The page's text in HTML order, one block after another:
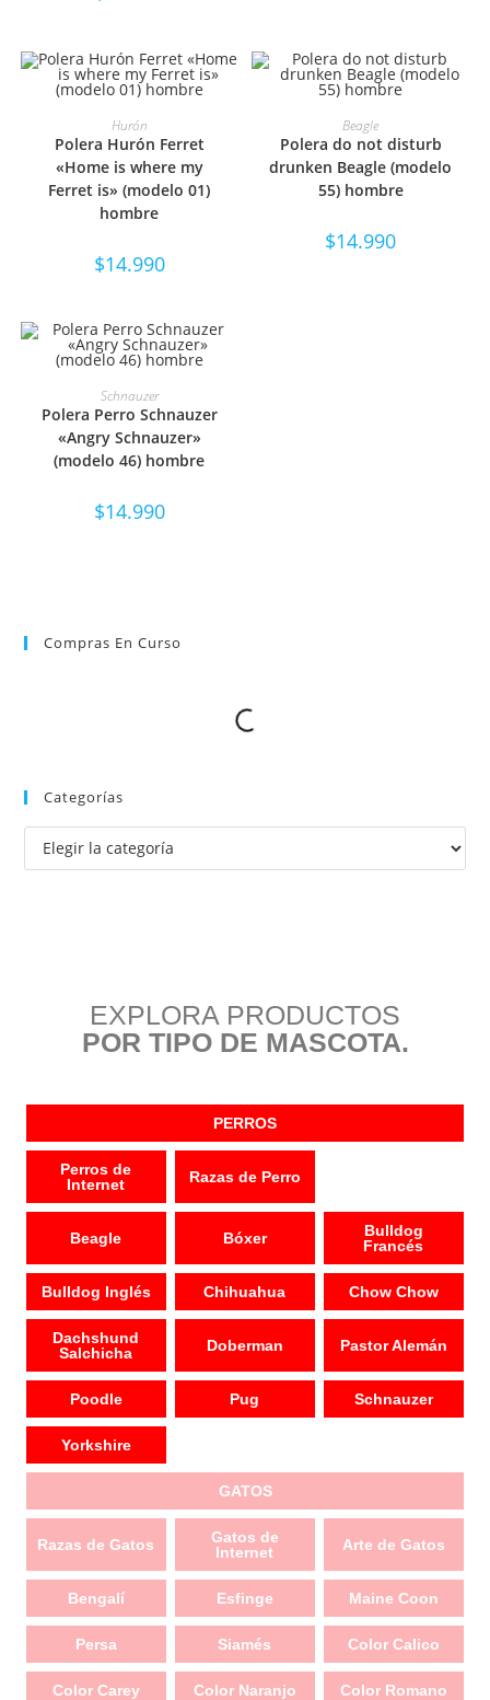
SELECCIONAR OPCIONES
Hurón
Polera Hurón Ferret
«Home is where my
Ferret is» (modelo 01)
hombre
$14.990
SELECCIONAR OPCIONES
Beagle
Polera do not disturb
drunken Beagle (modelo
55) hombre
$14.990
SELECCIONAR OPCIONES
Schnauzer
Polera Perro Schnauzer
«Angry Schnauzer»
(modelo 46) hombre
$14.990
Compras En Curso
Categorías
EXPLORA PRODUCTOS
POR TIPO DE MASCOTA.
PERROS
Perros de
Internet
Razas de Perro
Beagle Bóxer
Bulldog
Francés
Bulldog Inglés Chihuahua Chow Chow
Dachshund
Salchicha
Doberman Pastor Alemán
Poodle Pug Schnauzer
Yorkshire
GATOS
Razas de Gatos
Gatos de
Internet
Arte de Gatos
Bengalí Esfinge Maine Coon
Persa Siamés Color Calico
Color Carey Color Naranjo Color Romano